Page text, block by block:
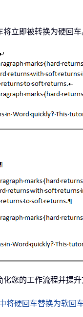
立即被转换为硬回车
您的工作流程并提升
将硬回车替换为软回